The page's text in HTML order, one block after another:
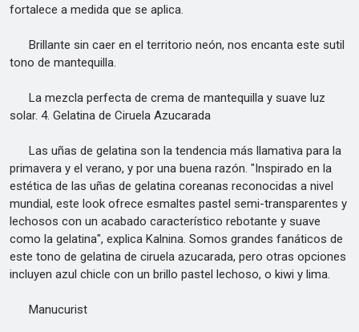
fortalece a medida que se aplica.
Brillante sin caer en el territorio neón, nos encanta este sutil
tono de mantequilla.
La mezcla perfecta de crema de mantequilla y suave luz
solar. 4. Gelatina de Ciruela Azucarada
Las uñas de gelatina son la tendencia más llamativa para la
primavera y el verano, y por una buena razón. "Inspirado en la
estética de las uñas de gelatina coreanas reconocidas a nivel
mundial, este look ofrece esmaltes pastel semi-transparentes y
lechosos con un acabado característico rebotante y suave
como la gelatina", explica Kalnina. Somos grandes fanáticos de
este tono de gelatina de ciruela azucarada, pero otras opciones
incluyen azul chicle con un brillo pastel lechoso, o kiwi y lima.
Manucurist